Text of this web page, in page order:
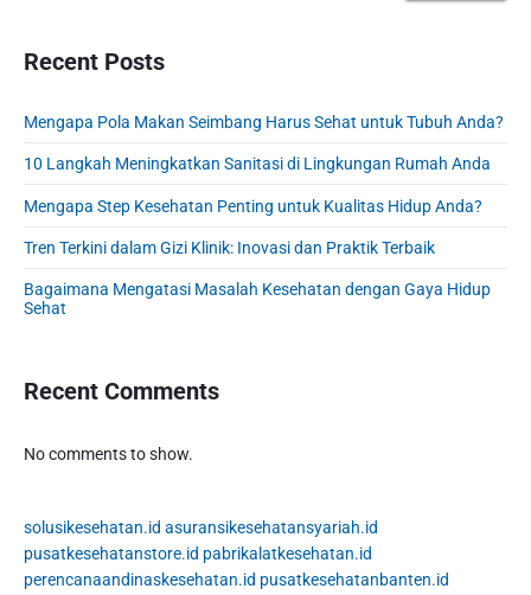
o
s
:
r
i
d
b
r
Recent Posts
Mengapa Pola Makan Seimbang Harus Sehat untuk Tubuh Anda?
10 Langkah Meningkatkan Sanitasi di Lingkungan Rumah Anda
Mengapa Step Kesehatan Penting untuk Kualitas Hidup Anda?
Tren Terkini dalam Gizi Klinik: Inovasi dan Praktik Terbaik
Bagaimana Mengatasi Masalah Kesehatan dengan Gaya Hidup
Sehat
Recent Comments
No comments to show.
solusikesehatan.id asuransikesehatansyariah.id
pusatkesehatanstore.id pabrikalatkesehatan.id
perencanaandinaskesehatan.id pusatkesehatanbanten.id